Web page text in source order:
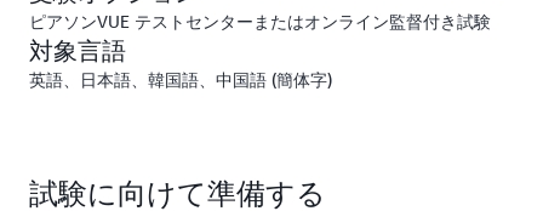
ピアソンVUE テストセンターまたはオンライン監督付き試験
対象言語
英語、日本語、韓国語、中国語 (簡体字)
試験に向けて準備する